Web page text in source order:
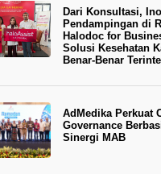
Dari Konsultasi,
Pendampingan di
Halodoc for
Solusi Kesehatan
Benar-Benar
AdMedika Perkuat
Governance
Sinergi MAB